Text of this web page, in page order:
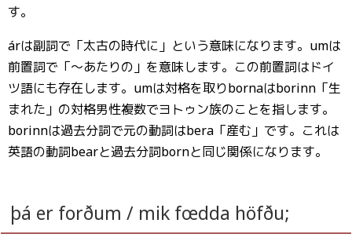
す。
árは副詞で「太古の時代に」という意味になります。umは
前置詞で「〜あたりの」を意味します。この前置詞はドイ
ツ語にも存在します。umは対格を取りbornaはborinn「生
まれた」の対格男性複数でヨトゥン族のことを指します。
borinnは過去分詞で元の動詞はbera「産む」です。これは
英語の動詞bearと過去分詞bornと同じ関係になります。
þá er forðum / mik fœdda höfðu;